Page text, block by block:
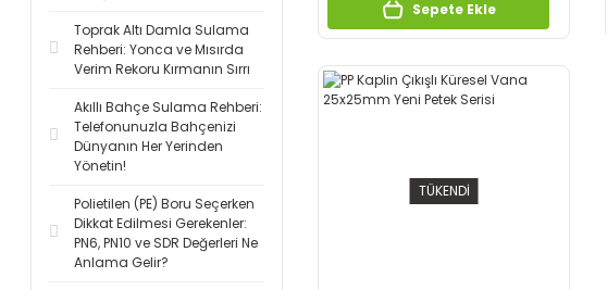
Toprak Altı Damla Sulama
Rehberi: Yonca ve Mısırda
Verim Rekoru Kırmanın Sırrı
Akıllı Bahçe Sulama Rehberi:
Telefonunuzla Bahçenizi
Dünyanın Her Yerinden
Yönetin!
Polietilen (PE) Boru Seçerken
Dikkat Edilmesi Gerekenler:
PN6, PN10 ve SDR Değerleri Ne
Anlama Gelir?
Sepete Ekle
TÜKENDİ